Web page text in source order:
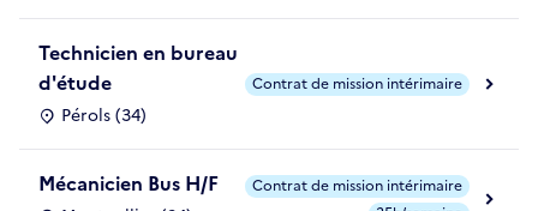
Technicien en bureau
d'étude
Pérols (34)
Contrat de mission intérimaire
Mécanicien Bus H/F
Contrat de mission intérimaire